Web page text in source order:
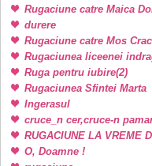
Rugaciune catre Maica
durere
Rugaciune catre Mos
Rugaciunea liceenei
Ruga pentru iubire(2)
Rugaciunea Sfintei Marta
Ingerasul
cruce_n cer,cruce-n
RUGACIUNE LA VREME
O, Doamne !